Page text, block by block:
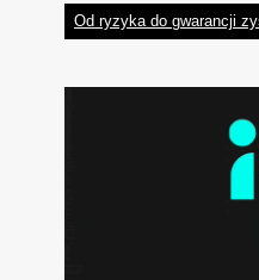
Od ryzyka do gwarancji